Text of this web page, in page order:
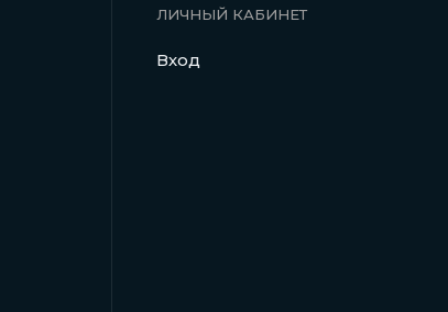
ЛИЧНЫЙ КАБИНЕТ
Вход